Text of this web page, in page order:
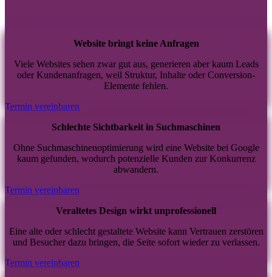
Website bringt keine Anfragen
Viele Websites sehen zwar gut aus, generieren aber kaum Leads
oder Kundenanfragen, weil Struktur, Inhalte oder Conversion-
Elemente fehlen.
Termin vereinbaren
Schlechte Sichtbarkeit in Suchmaschinen
Ohne Suchmaschinenoptimierung wird eine Website bei Google
kaum gefunden, wodurch potenzielle Kunden zur Konkurrenz
abwandern.
Termin vereinbaren
Veraltetes Design wirkt unprofessionell
Eine alte oder schlecht gestaltete Website kann Vertrauen zerstören
und Besucher dazu bringen, die Seite sofort wieder zu verlassen.
Termin vereinbaren